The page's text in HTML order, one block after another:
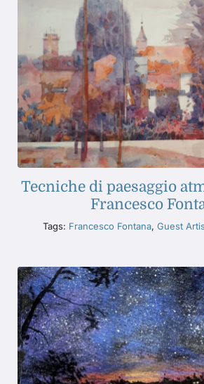
Tecniche di paesaggio
Francesco
Tags: Francesco Fontana, Guest